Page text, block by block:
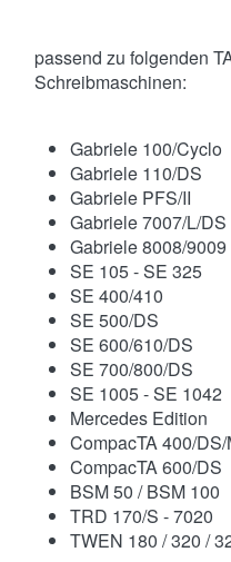
passend zu folgenden
Schreibmaschinen:
Gabriele 100/Cyclo
Gabriele 110/DS
Gabriele PFS/II
Gabriele 7007/L/DS
Gabriele 8008/9009
SE 105 - SE 325
SE 400/410
SE 500/DS
SE 600/610/DS
SE 700/800/DS
SE 1005 - SE 1042
Mercedes Edition
CompacTA 400/DS/
CompacTA 600/DS
BSM 50 / BSM 100
TRD 170/S - 7020
TWEN 180 / 320 /